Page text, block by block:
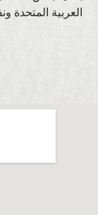
العربية المتحدة